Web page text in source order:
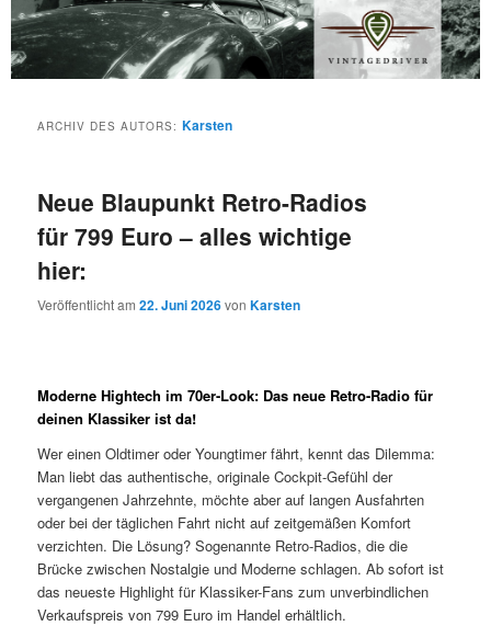
ARCHIV DES AUTORS: Karsten
Neue Blaupunkt Retro-Radios
für 799 Euro – alles wichtige
hier:
Veröffentlicht am22. Juni 2026vonKarsten
Moderne Hightech im 70er-Look: Das neue Retro-Radio für
deinen Klassiker ist da!
Wer einen Oldtimer oder Youngtimer fährt, kennt das Dilemma:
Man liebt das authentische, originale Cockpit-Gefühl der
vergangenen Jahrzehnte, möchte aber auf langen Ausfahrten
oder bei der täglichen Fahrt nicht auf zeitgemäßen Komfort
verzichten. Die Lösung? Sogenannte Retro-Radios, die die
Brücke zwischen Nostalgie und Moderne schlagen. Ab sofort ist
das neueste Highlight für Klassiker-Fans zum unverbindlichen
Verkaufspreis von 799 Euro im Handel erhältlich.